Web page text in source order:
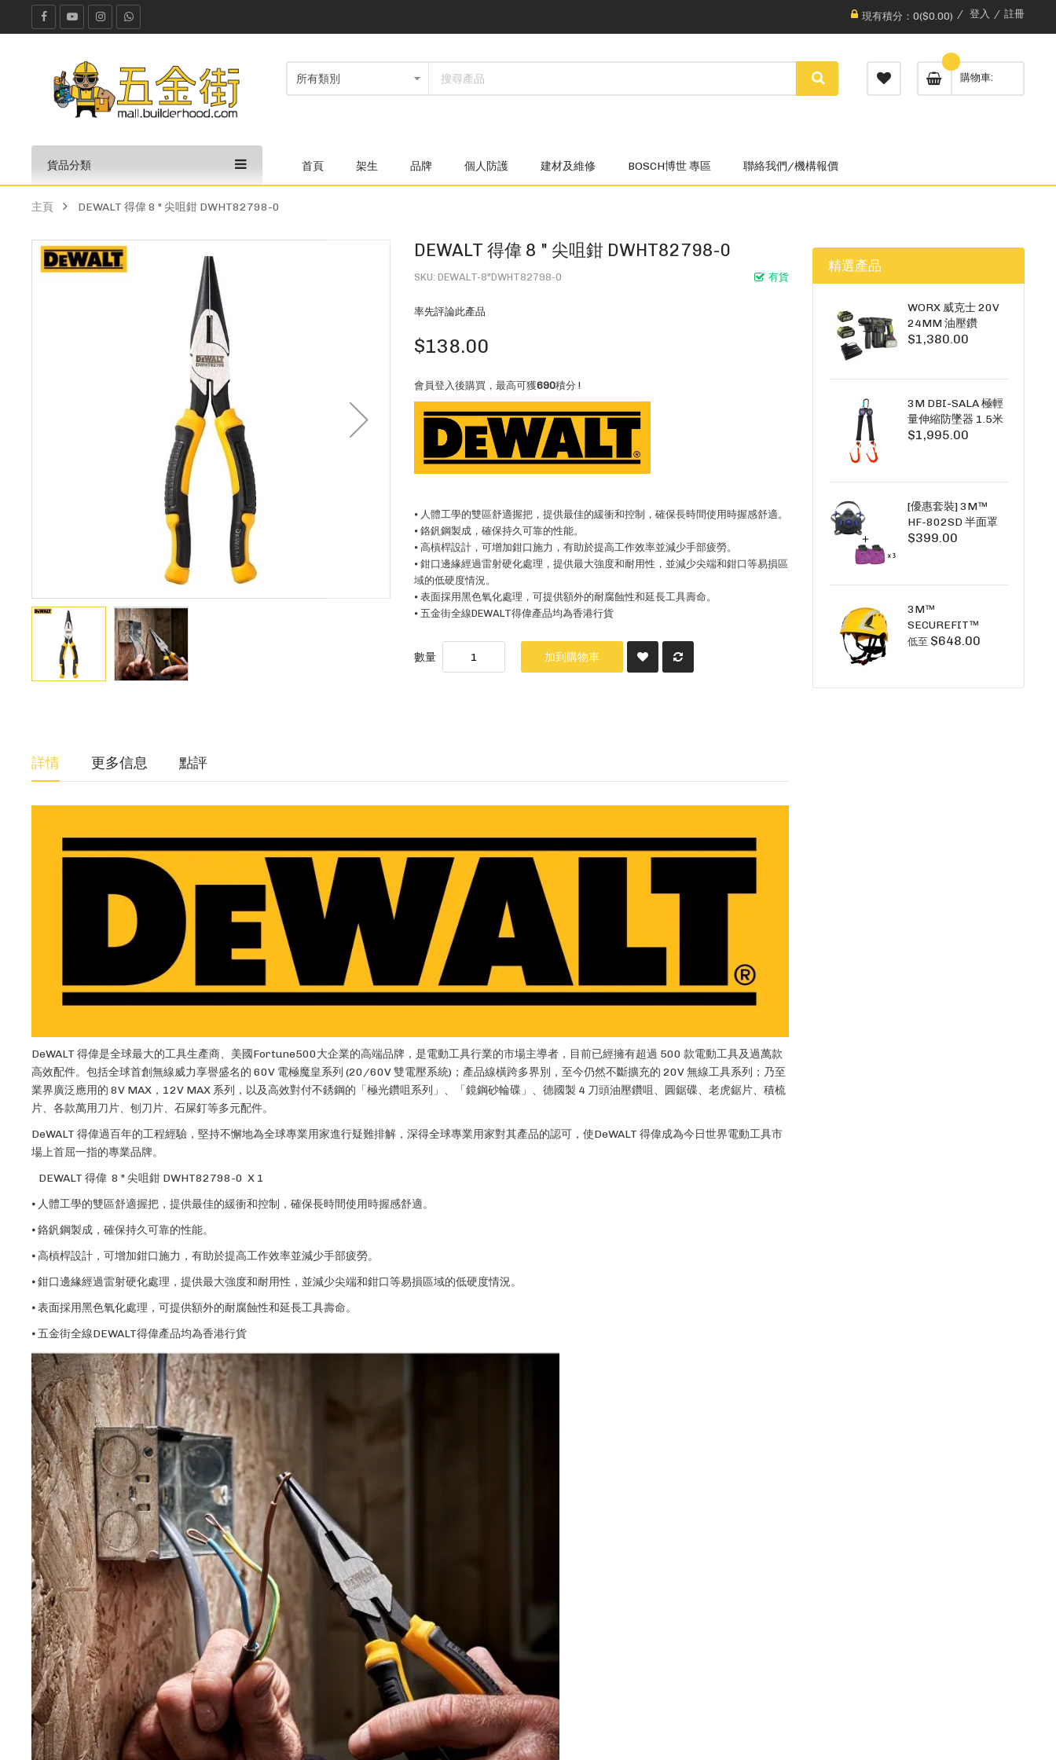
現有積分：0($0.00) 登入 註冊
購物車
貨品分類 首頁 架生 品牌 個人防護 建材及維修 BOSCH博世 專區 聯絡我們/機構報價
主頁 DEWALT 得偉 8 " 尖咀鉗 DWHT82798-0
DEWALT 得偉 8 " 尖咀鉗 DWHT82798-0
有貨
SKU DEWALT-8"DWHT82798-0
率先評論此產品
$138.00
會員登入後購買，最高可獲690積分 !
⦁ 人體工學的雙區舒適握把，提供最佳的緩衝和控制，確保長時間使用時握感舒適。
⦁ 鉻釩鋼製成，確保持久可靠的性能。
⦁ 高槓桿設計，可增加鉗口施力，有助於提高工作效率並減少手部疲勞。
⦁ 鉗口邊緣經過雷射硬化處理，提供最大強度和耐用性，並減少尖端和鉗口等易損區
域的低硬度情況。
⦁ 表面採用黑色氧化處理，可提供額外的耐腐蝕性和延長工具壽命。
⦁ 五金街全線DEWALT得偉產品均為香港行貨
數量 加到購物車
詳情 更多信息 點評
DeWALT 得偉是全球最大的工具生產商、美國Fortune500大企業的高端品牌，是電動工具行業的市場主導者，目前已經擁有超過 500 款電動工具及過萬款
高效配件。包括全球首創無線威力享譽盛名的 60V 電極魔皇系列 (20/60V 雙電壓系統)；產品線橫跨多界別，至今仍然不斷擴充的 20V 無線工具系列；乃至
業界廣泛應用的 8V MAX，12V MAX 系列，以及高效對付不銹鋼的「極光鑽咀系列」、「鏡鋼砂輪碟」、德國製 4 刀頭油壓鑽咀、圓鋸碟、老虎鋸片、積梳
片、各款萬用刀片、刨刀片、石屎釘等多元配件。
DeWALT 得偉過百年的工程經驗，堅持不懈地為全球專業用家進行疑難排解，深得全球專業用家對其產品的認可，使DeWALT 得偉成為今日世界電動工具市
場上首屈一指的專業品牌。
DEWALT 得偉 8 " 尖咀鉗 DWHT82798-0 X 1
⦁ 人體工學的雙區舒適握把，提供最佳的緩衝和控制，確保長時間使用時握感舒適。
⦁ 鉻釩鋼製成，確保持久可靠的性能。
⦁ 高槓桿設計，可增加鉗口施力，有助於提高工作效率並減少手部疲勞。
⦁ 鉗口邊緣經過雷射硬化處理，提供最大強度和耐用性，並減少尖端和鉗口等易損區域的低硬度情況。
⦁ 表面採用黑色氧化處理，可提供額外的耐腐蝕性和延長工具壽命。
⦁ 五金街全線DEWALT得偉產品均為香港行貨
精選產品
WORX 威克士 20V
24MM 油壓鑽
WU385.3（雙5A電
$1,380.00
3M DBI-SALA 極輕
量伸縮防墜器 1.5米
(雙鉤) 3101754
TWINS
$1,995.00
[優惠套裝] 3M™
HF-802SD 半面罩
式呼吸防護面具 +
SECURE CLICK HF-
系列
$399.00
3M™
SECUREFIT™
X5000系列 透氣安
低至 $648.00